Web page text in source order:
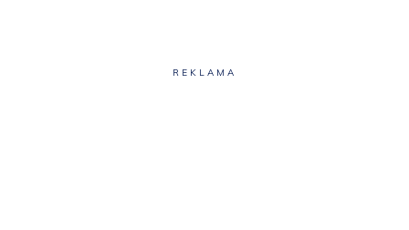
REKLAMA